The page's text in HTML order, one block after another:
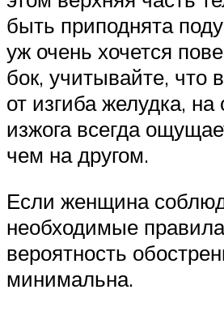
быть приподнята
уж очень хочется
бок, учитывайте, что
от изгиба желудка,
изжога всегда
чем на другом.
Если женщина
необходимые
вероятность
минимальна.